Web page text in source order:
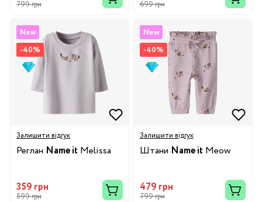
799 грн 699 грн
New
-40%
Залишити відгук
Реглан Name it Melissa
359 грн
599 грн
New
-40%
Залишити відгук
Штани Name it Meow
479 грн
799 грн